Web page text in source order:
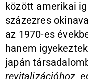
között amerikai
százezres
az 1970-es
hanem
japán
revitalizációhoz,